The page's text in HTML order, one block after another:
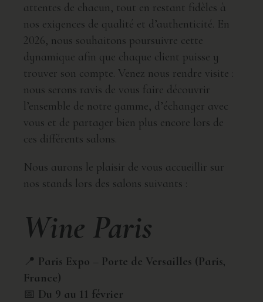
attentes de chacun, tout en restant fidèles à
nos exigences de qualité et d’authenticité. En
2026, nous souhaitons poursuivre cette
dynamique afin que chaque client puisse y
trouver son compte. Venez nous rendre visite :
nous serons ravis de vous faire découvrir
l’ensemble de notre gamme, d’échanger avec
vous et de partager bien plus encore lors de
ces différents salons.
Nous aurons le plaisir de vous accueillir sur
nos stands lors des salons suivants :
Wine Paris
📍 Paris Expo – Porte de Versailles (Paris,
France)
📅 Du 9 au 11 février